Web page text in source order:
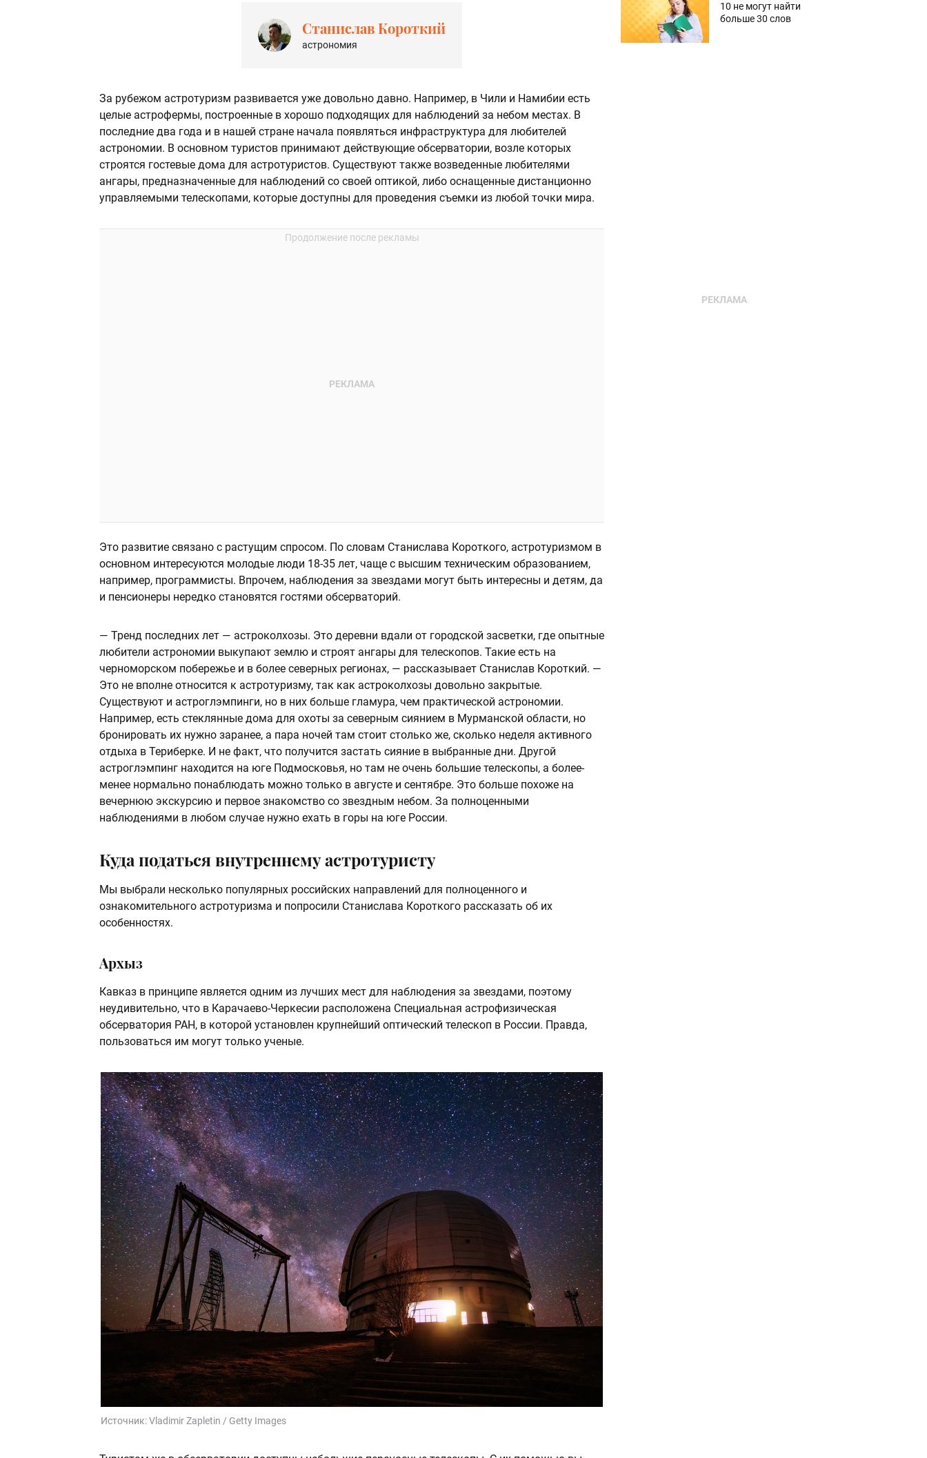
Станислав Короткий
астрономия
За рубежом астротуризм развивается уже довольно давно. Например, в Чили и Намибии есть
целые астрофермы, построенные в хорошо подходящих для наблюдений за небом местах. В
последние два года и в нашей стране начала появляться инфраструктура для любителей
астрономии. В основном туристов принимают действующие обсерватории, возле которых
строятся гостевые дома для астротуристов. Существуют также возведенные любителями
ангары, предназначенные для наблюдений со своей оптикой, либо оснащенные дистанционно
управляемыми телескопами, которые доступны для проведения съемки из любой точки мира.
Это развитие связано с растущим спросом. По словам Станислава Короткого, астротуризмом в
основном интересуются молодые люди 18-35 лет, чаще с высшим техническим образованием,
например, программисты. Впрочем, наблюдения за звездами могут быть интересны и детям, да
и пенсионеры нередко становятся гостями обсерваторий.
— Тренд последних лет — астроколхозы. Это деревни вдали от городской засветки, где опытные
любители астрономии выкупают землю и строят ангары для телескопов. Такие есть на
черноморском побережье и в более северных регионах, — рассказывает Станислав Короткий. —
Это не вполне относится к астротуризму, так как астроколхозы довольно закрытые.
Существуют и астроглэмпинги, но в них больше гламура, чем практической астрономии.
Например, есть стеклянные дома для охоты за северным сиянием в Мурманской области, но
бронировать их нужно заранее, а пара ночей там стоит столько же, сколько неделя активного
отдыха в Териберке. И не факт, что получится застать сияние в выбранные дни. Другой
астроглэмпинг находится на юге Подмосковья, но там не очень большие телескопы, а более-
менее нормально понаблюдать можно только в августе и сентябре. Это больше похоже на
вечернюю экскурсию и первое знакомство со звездным небом. За полноценными
наблюдениями в любом случае нужно ехать в горы на юге России.
Куда податься внутреннему астротуристу
Мы выбрали несколько популярных российских направлений для полноценного и
ознакомительного астротуризма и попросили Станислава Короткого рассказать об их
особенностях.
Архыз
Кавказ в принципе является одним из лучших мест для наблюдения за звездами, поэтому
неудивительно, что в Карачаево-Черкесии расположена Специальная астрофизическая
обсерватория РАН, в которой установлен крупнейший оптический телескоп в России. Правда,
пользоваться им могут только ученые.
Источник:Vladimir Zapletin / Getty Images
10 не могут найти
больше 30 слов